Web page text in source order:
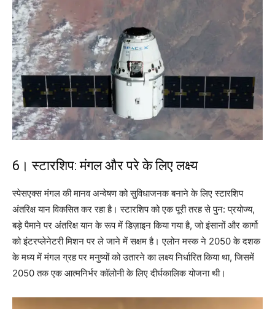
6। स्टारशिप: मंगल और परे के लिए लक्ष्य
स्पेसएक्स मंगल की मानव अन्वेषण को सुविधाजनक बनाने के लिए स्टारशिप
अंतरिक्ष यान विकसित कर रहा है। स्टारशिप को एक पूरी तरह से पुन: प्रयोज्य,
बड़े पैमाने पर अंतरिक्ष यान के रूप में डिज़ाइन किया गया है, जो इंसानों और कार्गो
को इंटरप्लेनेटरी मिशन पर ले जाने में सक्षम है। एलोन मस्क ने 2050 के दशक
के मध्य में मंगल ग्रह पर मनुष्यों को उतारने का लक्ष्य निर्धारित किया था, जिसमें
2050 तक एक आत्मनिर्भर कॉलोनी के लिए दीर्घकालिक योजना थी।